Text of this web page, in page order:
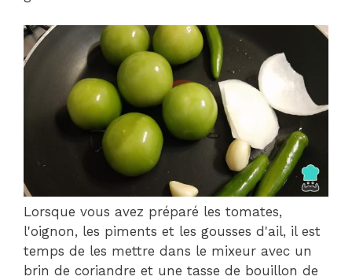
Lorsque vous avez préparé les tomates,
l'oignon, les piments et les gousses d'ail, il est
temps de les mettre dans le mixeur avec un
brin de coriandre et une tasse de bouillon de